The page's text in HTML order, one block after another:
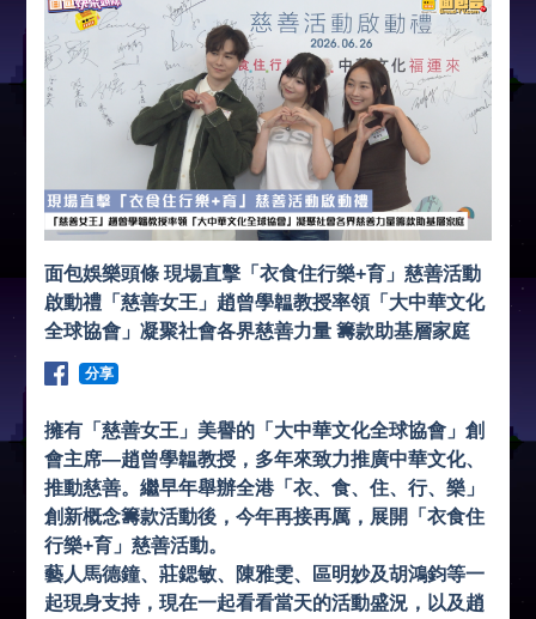
面包娛樂頭條 現場直擊「衣食住行樂+育」慈善活動
啟動禮「慈善女王」趙曾學韞教授率領「大中華文化
全球協會」凝聚社會各界慈善力量 籌款助基層家庭
分享
擁有「慈善女王」美譽的「大中華文化全球協會」創
會主席—趙曾學韞教授，多年來致力推廣中華文化、
推動慈善。繼早年舉辦全港「衣、食、住、行、樂」
創新概念籌款活動後，今年再接再厲，展開「衣食住
行樂+育」慈善活動。
藝人馬德鐘、莊鍶敏、陳雅雯、區明妙及胡鴻鈞等一
起現身支持，現在一起看看當天的活動盛況，以及趙